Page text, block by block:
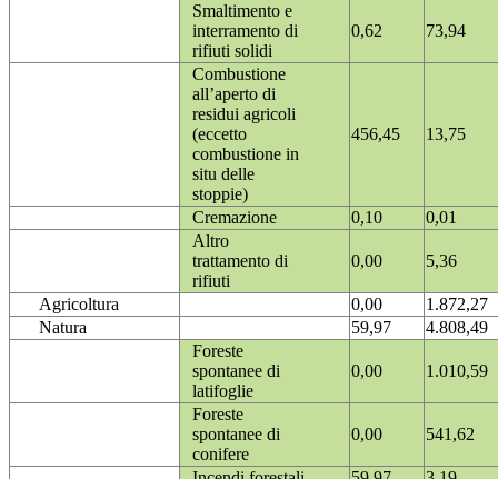
Smaltimento e
interramento di
rifiuti solidi
0,62 73,94
Combustione
all’aperto di
residui agricoli
(eccetto
combustione in
situ delle
stoppie)
456,45 13,75
Cremazione 0,10
0,01
Altro
trattamento di
rifiuti
0,00 5,36
Agricoltura 0,00
1.872,27
Natura
59,97
4.808,49
Foreste
spontanee di
latifoglie
0,00 1.010,59
Foreste
spontanee di
conifere
0,00 541,62